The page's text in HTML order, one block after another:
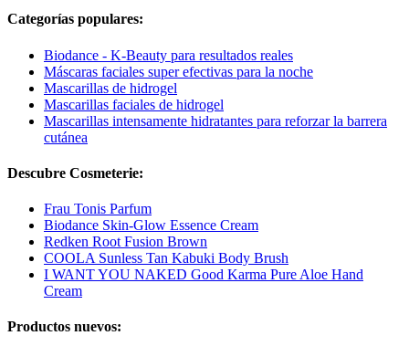
Categorías populares:
Biodance - K-Beauty para resultados reales
Máscaras faciales super efectivas para la noche
Mascarillas de hidrogel
Mascarillas faciales de hidrogel
Mascarillas intensamente hidratantes para reforzar la barrera
cutánea
Descubre Cosmeterie:
Frau Tonis Parfum
Biodance Skin-Glow Essence Cream
Redken Root Fusion Brown
COOLA Sunless Tan Kabuki Body Brush
I WANT YOU NAKED Good Karma Pure Aloe Hand
Cream
Productos nuevos: